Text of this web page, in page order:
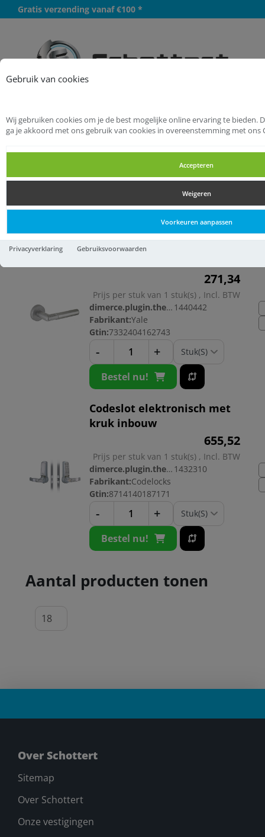
Gebruik van cookies
Wij gebruiken cookies om je de best mogelijke online ervaring te bieden.
ga je akkoord met ons gebruik van cookies in overeenstemming met ons
Accepteren
Weigeren
Voorkeuren aanpassen
Privacyverklaring Gebruiksvoorwaarden
Gratis verzending vanaf €100 *
Startpagina
Hang- en Sluitwerk
Sloten
Codesloten
Codesloten
Codesloten
8812 8RE1 0027 YALE CODE
271,34
Prijs per stuk van 1 stuk(s) , Incl. BTW
dimerce.plugin.theme.productnr: 1440442
Fabrikant:Yale
Gtin:7332404162743
- +
Bestel nu!
Codeslot elektronisch met
kruk inbouw
655,52
Prijs per stuk van 1 stuk(s) , Incl. BTW
dimerce.plugin.theme.productnr: 1432310
Fabrikant:Codelocks
Gtin:8714140187171
- +
Bestel nu!
Aantal producten tonen
Over Schottert
Sitemap
Over Schottert
Onze vestigingen